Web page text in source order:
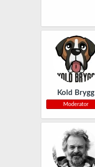
Kold Brygg
Moderator